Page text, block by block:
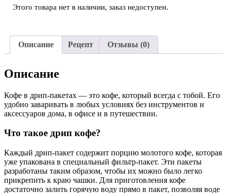
Этого товара нет в наличии, заказ недоступен.
Описание Рецепт Отзывы (0)
Описание
Кофе в дрип-пакетах — это кофе, который всегда с тобой. Его
удобно заваривать в любых условиях без инструментов и
аксессуаров дома, в офисе и в путешествии.
Что такое дрип кофе?
Каждый дрип-пакет содержит порцию молотого кофе, которая
уже упакована в специальный фильтр-пакет. Эти пакеты
разработаны таким образом, чтобы их можно было легко
прикрепить к краю чашки. Для приготовления кофе
достаточно залить горячую воду прямо в пакет, позволяя воде